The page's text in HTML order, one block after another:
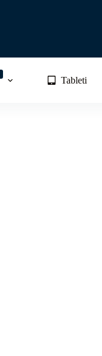
Tableti